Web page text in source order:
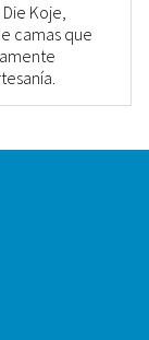
Koje,
camas que